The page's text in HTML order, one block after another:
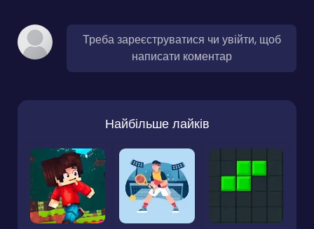
Треба зареєструватися чи увійти, щоб
написати коментар
Найбільше лайків